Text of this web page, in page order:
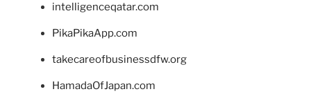
intelligenceqatar.com
PikaPikaApp.com
takecareofbusinessdfw.org
HamadaOfJapan.com